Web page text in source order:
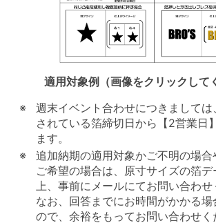
適用対象例（画像をクリックして
週末イベント合わせにつきまして
されている箔締切日から【2営業日
ます。
追加納期の適用対象かご不明の場
ご希望の場合は、原寸サイズの箔
上、事前にメールにてお問い合わせ
なお、回答までにお時間がかかる
ので、余裕をもってお問い合わせく